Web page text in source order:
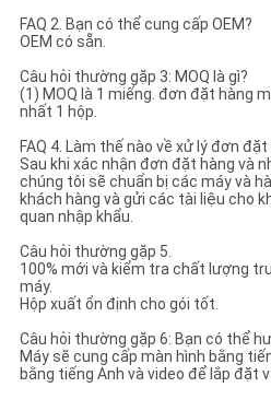
FAQ 2. Bạn có thể cung cấp OEM?
OEM có sẵn.
Câu hỏi thường gặp 3: MOQ là gì?
(1) MOQ là 1 miếng. đơn đặt hàng
nhất 1 hộp.
FAQ 4. Làm thế nào về xử lý đơn
Sau khi xác nhận đơn đặt hàng và
chúng tôi sẽ chuẩn bị các máy và
khách hàng và gửi các tài liệu cho
quan nhập khẩu.
Câu hỏi thường gặp 5.
100% mới và kiểm tra chất lượng
máy.
Hộp xuất ổn định cho gói tốt.
Câu hỏi thường gặp 6: Bạn có thể
Máy sẽ cung cấp màn hình bằng
bằng tiếng Anh và video để lắp đặt